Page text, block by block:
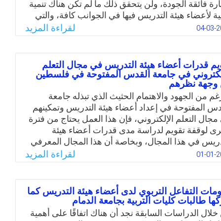
فائقة الجودة، ولن يتحقق ذلك ما لم تكن هناك تنمية
لأعضاء هيئة التدريس فيها في الجوانب كافة، والتي
قدراتهم بالبحث العلمي، والجوانب الذاتية، والمهنية،
في خدمة المجتمع، والجوانب الإدارية على
أجناسهم وتخصصاتهم ورتبهم العلمية؛ انطلاقًا من
المهنية لعضو هيئة التدريس من أساسيات تحسين
والسؤال هنا: ما واقع التنمية المهنية لأعضاء هيئة
في جامعة تبوك على النحو السابق توصيفه؟
WhatsApp
Facebook
Twitter
Email
04-03- لقراءة المزيد
قدرات أعضاء هيئة التدريس في مجال التعلم
في جامعة القدس المفتوحة في فلسطين
نظرهم
من الجهود والاهتمام الحثيث الذي تبذله جامعة
المفتوحة في إعداد أعضاء هيئة التدريس وتمكينهم
التعلم الإلكتروني، فإن هذا العمل يحتاج من فترة
لوقفة تقويم لدراسة مدى قدرات أعضاء هيئة
في هذا المجال، وبخاصة أن هذا المجال المعرفي
كثير من التطورات والمستحدثات، التي قد تجعل
أعضاء هيئة التدريس يعانون من جوانب نقص في
وقدراتهم التي من شأنها أن تحد من قيامهم
ومهمّاتهم كما يجب.
WhatsApp
Facebook
Twitter
Email
01-01- لقراءة المزيد
التفاعل التربوي لدى أعضاء هيئة التدريس كما
طالبات كليات التربية بجامعة الدمام
الدراسات السابقة نجد أن هناك اتفاقًا على أهمية